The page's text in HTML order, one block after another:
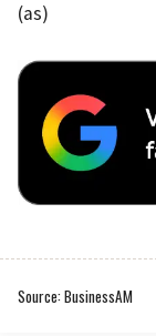
(as)
Source: BusinessAM